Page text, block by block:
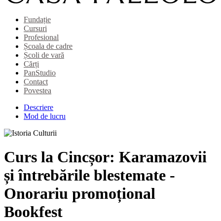
Fundație
Cursuri
Profesional
Școala de cadre
Școli de vară
Cărți
PanStudio
Contact
Povestea
Descriere
Mod de lucru
Curs la Cincșor: Karamazovii
și întrebările blestemate -
Onorariu promoțional
Bookfest